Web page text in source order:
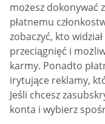
możesz dokonywać
płatnemu
zobaczyć, kto
przeciągnięć i
karmy. Ponadto
irytujące reklamy,
Jeśli chcesz
konta i wybierz